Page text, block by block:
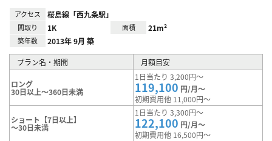
アクセス 桜島線「西九条駅」
間取り 1K 面積 21m²
築年数 2013年 9月 築
プラン名・期間 月額目安
ロング
30日以上～360日未満
1日当たり 3,200円～
119,100 円/月～
初期費用他 11,000円～
ショート【7日以上】
～30日未満
1日当たり 3,300円～
122,100 円/月～
初期費用他 16,500円～